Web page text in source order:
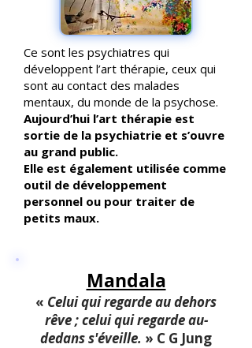
Ce sont les psychiatres qui
développent l’art thérapie, ceux qui
sont au contact des malades
mentaux, du monde de la psychose.
Aujourd’hui l’art thérapie est
sortie de la psychiatrie et s’ouvre
au grand public.
Elle est également utilisée comme
outil de développement
personnel ou pour traiter de
petits maux.
Mandala
« Celui qui regarde au dehors
rêve ; celui qui regarde au-
dedans s'éveille. » C G Jung